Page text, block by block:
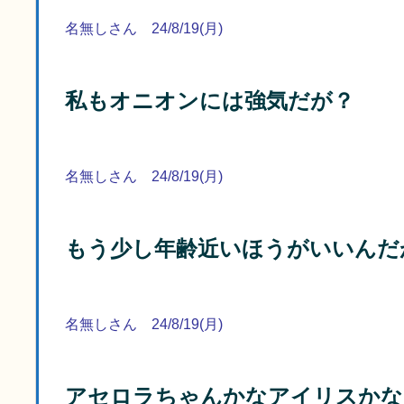
名無しさん 24/8/19(月)
私もオニオンには強気だが？
名無しさん 24/8/19(月)
もう少し年齢近いほうがいいん
名無しさん 24/8/19(月)
アセロラちゃんかなアイリスか